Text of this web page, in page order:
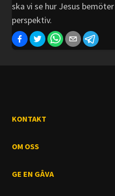
ska vi se hur Jesus
perspektiv.
KONTAKT
OM OSS
GE EN GÅVA